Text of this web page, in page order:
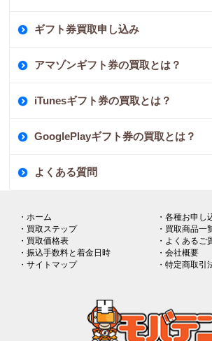
ギフト券買取申し込み
アマゾンギフト券の買取とは？
iTunesギフト券の買取とは？
GooglePlayギフト券の買取とは？
よくある質問
・ホーム
・買取ステップ
・買取価格表
・振込手数料と着金日時
・サイトマップ
・各種お申し
・買取商品一
・よくあるご
・会社概要
・特定商取引